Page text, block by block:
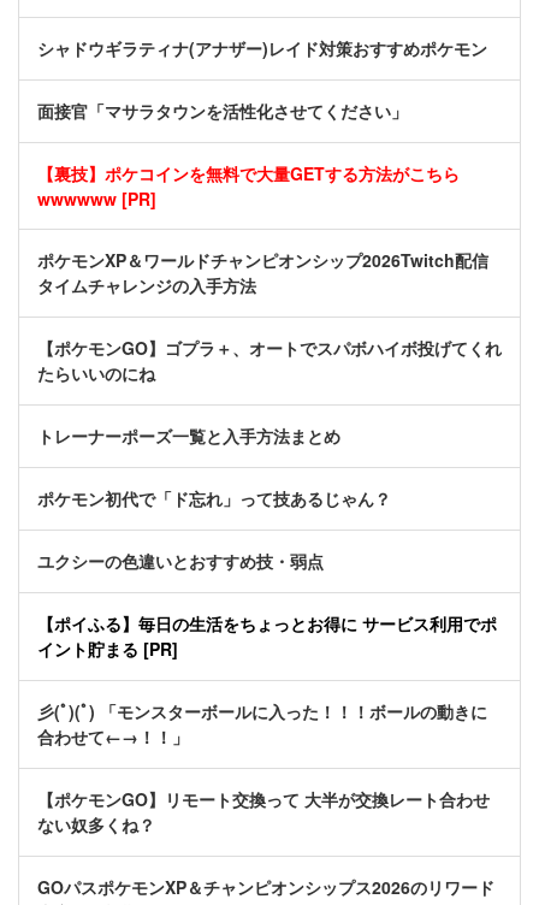
シャドウギラティナ(アナザー)レイド対策おすすめポケモン
面接官「マサラタウンを活性化させてください」
【裏技】ポケコインを無料で大量GETする方法がこちら
wwwwww [PR]
ポケモンXP＆ワールドチャンピオンシップ2026Twitch配信
タイムチャレンジの入手方法
【ポケモンGO】ゴプラ＋、オートでスパボハイボ投げてくれ
たらいいのにね
トレーナーポーズ一覧と入手方法まとめ
ポケモン初代で「ド忘れ」って技あるじゃん？
ユクシーの色違いとおすすめ技・弱点
【ポイふる】毎日の生活をちょっとお得に サービス利用でポ
イント貯まる [PR]
彡(ﾟ)(ﾟ) 「モンスターボールに入った！！！ボールの動きに
合わせて←→！！」
【ポケモンGO】リモート交換って 大半が交換レート合わせ
ない奴多くね？
GOパスポケモンXP＆チャンピオンシップス2026のリワード